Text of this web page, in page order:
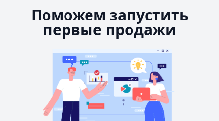
Поможем запустить
первые продажи